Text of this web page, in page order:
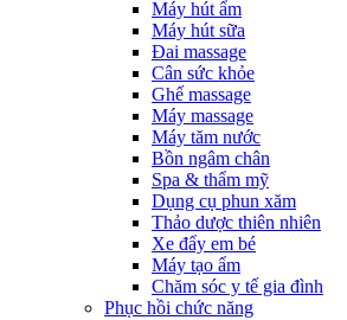
Máy hút ẩm
Máy hút sữa
Đai massage
Cân sức khỏe
Ghế massage
Máy massage
Máy tăm nước
Bồn ngâm chân
Spa & thẩm mỹ
Dụng cụ phun xăm
Thảo dược thiên nhiên
Xe đẩy em bé
Máy tạo ẩm
Chăm sóc y tế gia đình
Phục hồi chức năng